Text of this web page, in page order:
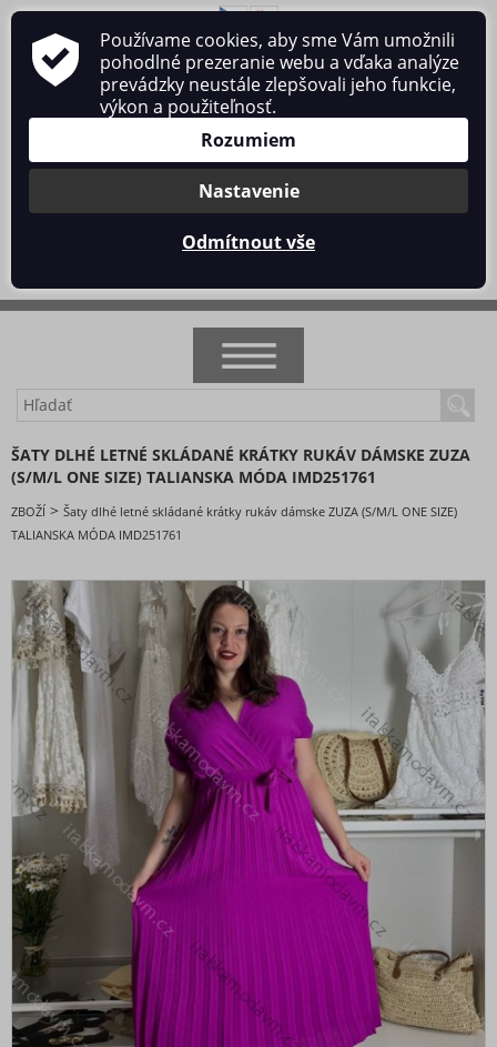
O nás Obchodné podmienky
Ochrana osobných údajov
Kontakt
Prihlásiť sa/Registrácia
NOVINKY
AKCIA
ODPORÚČANÉ
BESTSELLERY
Valentínska - VIANOČNÉ KOLEKCIE
oblečenie dámske
Nadmerné veľkosti
doplnky módy
Obuv - Topánky
Oblečenie bez potlače
Extravagantní móda
ŠATY DLHÉ LETNÉ SKLÁDANÉ KRÁTKY RUKÁV DÁMSKE ZUZA
(S/M/L ONE SIZE) TALIANSKA MÓDA IMD251761
ZBOŽÍ > Šaty dlhé letné skládané krátky rukáv dámske ZUZA (S/M/L ONE SIZE)
TALIANSKA MÓDA IMD251761
Používame cookies, aby sme Vám umožnili
pohodlné prezeranie webu a vďaka analýze
prevádzky neustále zlepšovali jeho funkcie,
výkon a použiteľnosť.
Rozumiem
Nastavenie
Odmítnout vše